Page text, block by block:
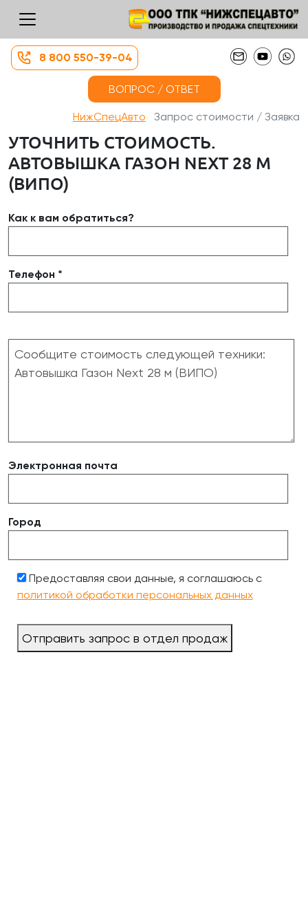
8 800 550-39-04
ВОПРОС / ОТВЕТ
НижСпецАвто Запрос стоимости / Заявка
УТОЧНИТЬ СТОИМОСТЬ.
АВТОВЫШКА ГАЗОН NEXT 28 М
(ВИПО)
Как к вам обратиться?
Телефон *
Электронная почта
Город
Предоставляя свои данные, я соглашаюсь с
политикой обработки персональных данных
Отправить запрос в отдел продаж